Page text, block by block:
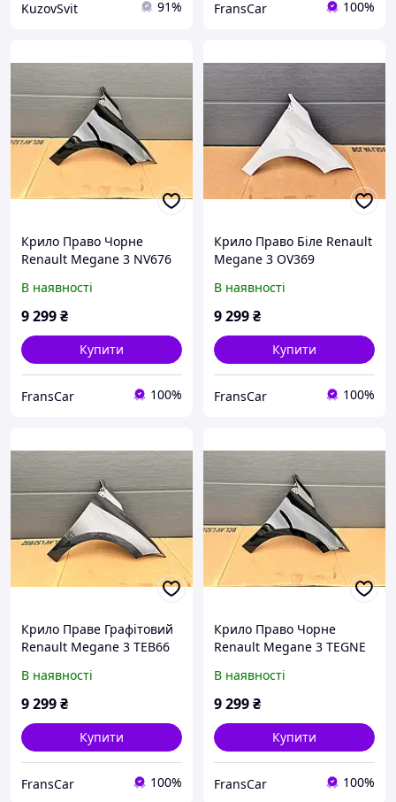
KuzovSvit 91% FransCar 100%
Крило Право Чорне
Renault Megane 3 NV676
В наявності
9 299₴
Купити
FransCar 100%
Крило Право Біле Renault
Megane 3 OV369
В наявності
9 299₴
Купити
FransCar 100%
Крило Праве Графітовий
Renault Megane 3 TEB66
В наявності
9 299₴
Купити
FransCar 100%
Крило Право Чорне
Renault Megane 3 TEGNE
В наявності
9 299₴
Купити
FransCar 100%